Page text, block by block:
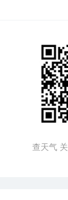
查天气